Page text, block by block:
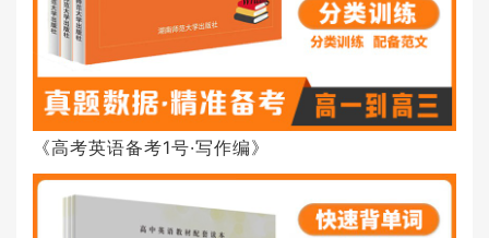
《高考英语备考1号·写作编》